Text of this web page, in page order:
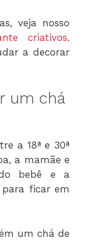
veja nosso
criativos.
a decorar
um chá
a 18ª e 30ª
a mamãe e
bebê e a
ficar em
um chá de